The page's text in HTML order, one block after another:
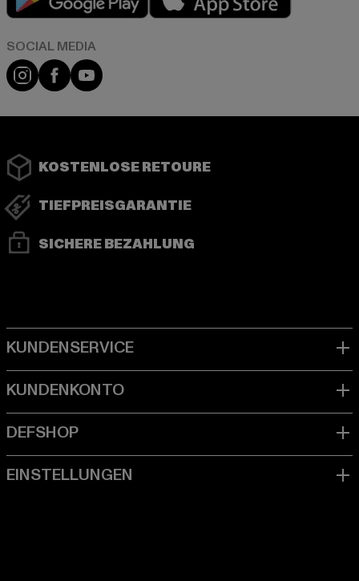
Instagram
FacebookYouTube
KOSTENLOSE RETOURE
TIEFPREISGARANTIE
SICHERE BEZAHLUNG